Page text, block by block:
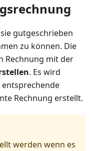
gutgeschrieben
zu können. Die
Rechnung mit der
. Es wird
Rechnung erstellt.
werden wenn es